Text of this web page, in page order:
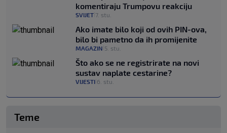
komentiraju Trumpovu reakciju
SVIJET 7. stu.
Ako imate bilo koji od ovih PIN-ova,
bilo bi pametno da ih promijenite
MAGAZIN 5. stu.
Što ako se ne registrirate na novi
sustav naplate cestarine?
VIJESTI 6. stu.
Teme